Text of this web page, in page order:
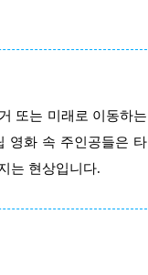
또는 미래로 이동하는
영화 속 주인공들은 타
는 현상입니다.